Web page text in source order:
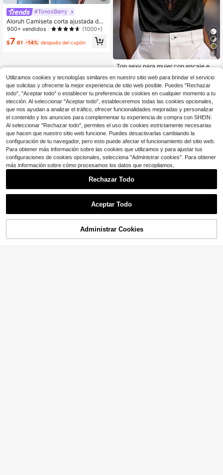
#TonosBerry
Aloruh Camiseta corta ajustada de
mujer con mangas de murciélago pli
sadas en color borgoña, estilo casu
al de verano, moda urbana elegante
900+ vendidos (1000+)
$7.61 -14% después del cupón
6
Top sexy para mujer con encaje en
seño calado, ropa de playa negra d
e verano, estilo estético
$7.64 -26% después del cupón
Lo sentimos, este producto está agotado.
Mostrar artículos similares con stock Ver todo
AGOTADO
Utilizamos cookies y tecnologías similares en nuestro sitio web para brindar el servicio
que solicitas y ofrecerte la mejor experiencia de sitio web posible. Puedes "Rechazar
todo", "Aceptar todo" o establecer tu preferencia de cookies en cualquier momento a tu
elección. Al seleccionar "Aceptar todo", estableceremos todas las cookies opcionales,
que nos ayudan a analizar el tráfico, ofrecer funcionalidades mejoradas y personalizar
el contenido y los anuncios para complementar tu experiencia de compra con SHEIN.
Al seleccionar "Rechazar todo", permites el uso de cookies estrictamente necesarias
que hacen que nuestro sitio web funcione. Puedes desactivarlas cambiando la
configuración de tu navegador, pero esto puede afectar el funcionamiento del sitio web.
Para obtener más información sobre las cookies que utilizamos y para ajustar tus
configuraciones de cookies opcionales, selecciona "Administrar cookies". Para obtener
más información sobre cómo procesamos los datos que recopilamos,
Rechazar Todo
Aceptar Todo
Administrar Cookies